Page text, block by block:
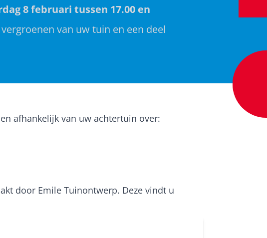
8 februari tussen 17.00 en
van uw tuin en een deel
afhankelijk van uw achtertuin over:
door Emile Tuinontwerp. Deze vindt u